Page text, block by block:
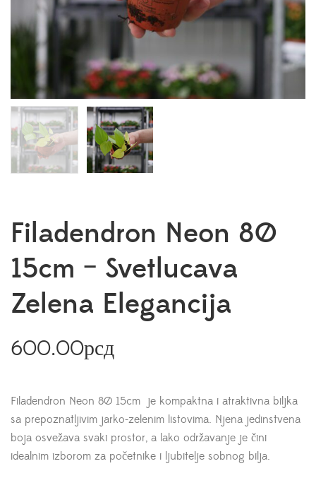
Filadendron Neon 8Ø
15cm – Svetlucava
Zelena Elegancija
600.00рсд
Filadendron Neon 8Ø 15cm je kompaktna i atraktivna biljka
sa prepoznatljivim jarko-zelenim listovima. Njena jedinstvena
boja osvežava svaki prostor, a lako održavanje je čini
idealnim izborom za početnike i ljubitelje sobnog bilja.